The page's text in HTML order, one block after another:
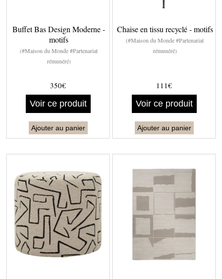
Buffet Bas Design Moderne -
motifs
(#Maison du Monde #Partenariat
rémunéré)
350€
Voir ce produit
Ajouter au panier
Chaise en tissu recyclé - motifs
(#Maison du Monde #Partenariat
rémunéré)
111€
Voir ce produit
Ajouter au panier